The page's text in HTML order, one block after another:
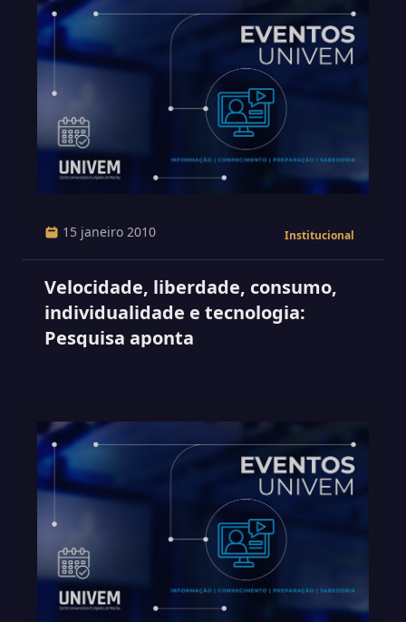
15 janeiro 2010 Institucional
Velocidade, liberdade, consumo,
individualidade e tecnologia:
Pesquisa aponta